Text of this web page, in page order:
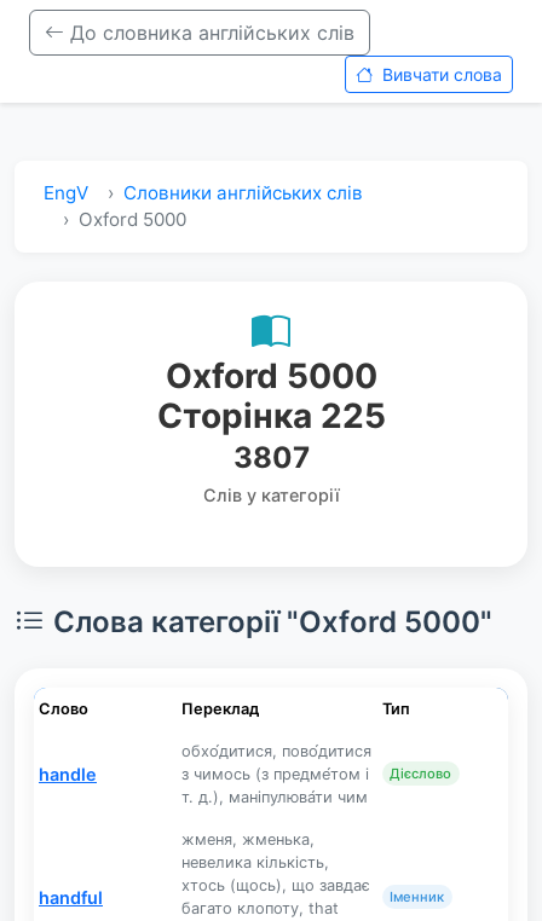
До словника англійських слів
Вивчати слова
EngV
Словники англійських слів
Oxford 5000
Oxford 5000
Сторінка 225
3807
Слів у категорії
Слова категорії "Oxford 5000"
Слово Переклад Тип
handle
обхо́дитися, пово́дитися
з чимось (з предме́том і
т. д.), маніпулюва́ти чим
Дієслово
handful
жменя, жменька,
невелика кількість,
хтось (щось), що завдає
багато клопоту, that
Іменник